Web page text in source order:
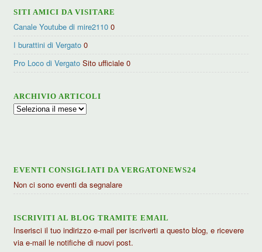
SITI AMICI DA VISITARE
Canale Youtube di mire2110 0
I burattini di Vergato 0
Pro Loco di Vergato Sito ufficiale 0
ARCHIVIO ARTICOLI
Archivio
EVENTI CONSIGLIATI DA VERGATONEWS24
Non ci sono eventi da segnalare
ISCRIVITI AL BLOG TRAMITE EMAIL
Inserisci il tuo indirizzo e-mail per iscriverti a questo blog, e ricevere
via e-mail le notifiche di nuovi post.